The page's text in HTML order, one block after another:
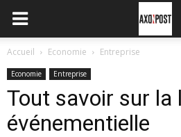
Accueil Economie Entreprise
Economie Entreprise
Tout savoir sur la
événementielle